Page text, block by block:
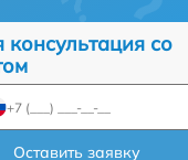
консультация со
Оставить заявку